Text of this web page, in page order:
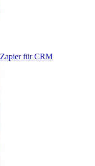
Zapier für CRM